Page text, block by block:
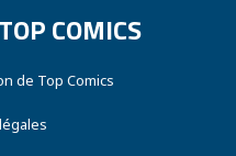
COMICS
de Top Comics